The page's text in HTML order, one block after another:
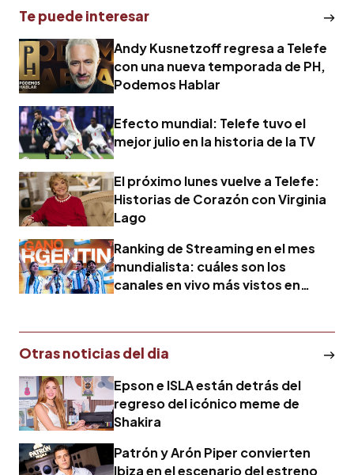
Te puede interesar
Andy Kusnetzoff regresa a Telefe
con una nueva temporada de PH,
Podemos Hablar
Efecto mundial: Telefe tuvo el
mejor julio en la historia de la TV
El próximo lunes vuelve a Telefe:
Historias de Corazón con Virginia
Lago
Ranking de Streaming en el mes
mundialista: cuáles son los
canales en vivo más vistos en
Otras noticias del dia
Epson e ISLA están detrás del
regreso del icónico meme de
Shakira
Patrón y Arón Piper convierten
Ibiza en el escenario del estreno